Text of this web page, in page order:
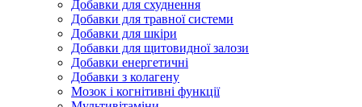
Добавки для схуднення
Добавки для травної системи
Добавки для шкіри
Добавки для щитовидної залози
Добавки енергетичні
Добавки з колагену
Мозок і когнітивні функції